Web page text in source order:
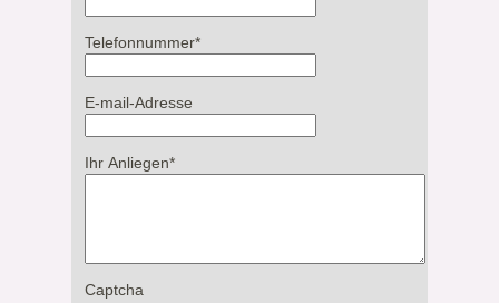
Telefonnummer*
E-mail-Adresse
Ihr Anliegen*
Captcha